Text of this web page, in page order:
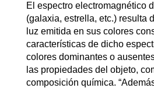
El espectro electromagnético
(galaxia, estrella, etc.) resulta
luz emitida en sus colores
características de dicho
colores dominantes o
las propiedades del objeto,
composición química.